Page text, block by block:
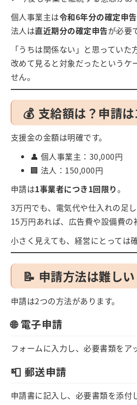
個人事業主は令和6年分の確定申告
法人は直近期分の確定申告が必要
「うちは関係ない」と思っていた
改めて見ると対象だったというケ
せん。
💰 支給額は？申請
支援金の金額は明確です。
👤 個人事業主：30,000円
🏢 法人：150,000円
申請は1事業者につき1回限り。
3万円でも、電気代や仕入れの足し
15万円あれば、広告費や設備費の
小さく見えても、経営にとっては
📝 申請方法は難しい
申請は2つの方法があります。
🌐 電子申請
フォームに入力し、必要書類をア
📮 郵送申請
申請書に記入し、必要書類を添付